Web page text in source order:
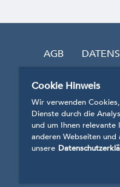
AGB
VERTRAG
* Preise inkl.
Unsere
Cookie Hinweis
Wir verwenden
Dienste durch die
und um Ihnen
anderen Webseiten und
unsere